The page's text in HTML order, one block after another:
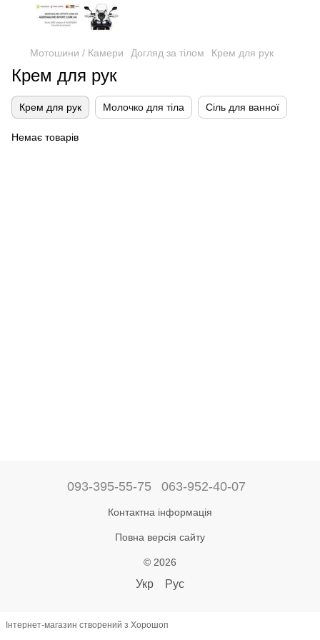
Мотошини / Камери Догляд за тілом Крем для рук
Крем для рук
Крем для рук Молочко для тіла Сіль для ванної
Немає товарів
093-395-55-75 063-952-40-07
Контактна інформація
Повна версія сайту
© 2026
Укр Рус
Інтернет-магазин створений з Хорошоп